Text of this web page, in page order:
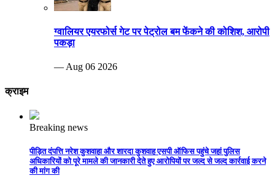
ग्वालियर एयरफोर्स गेट पर पेट्रोल बम फेंकने की कोशिश, आरोपी
पकड़ा
— Aug 06 2026
क्राइम
Breaking news
पीड़ित दंपत्ति नरेश कुशवाहा और शारदा कुशवाह एसपी ऑफिस पहुंचे जहां पुलिस
अधिकारियों को पूरे मामले की जानकारी देते हुए आरोपियों पर जल्द से जल्द कार्रवाई करने
की मांग की